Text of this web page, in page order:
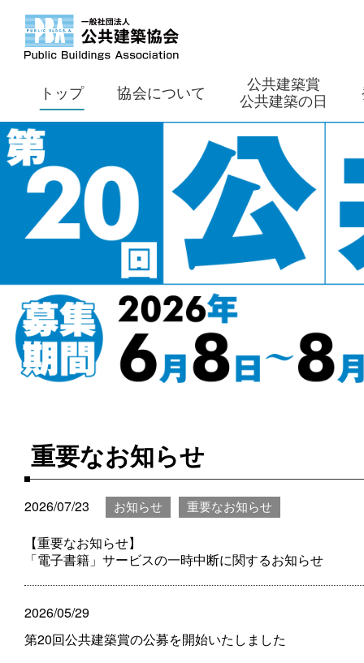
トップ 協会について
公共建築賞
公共建築の日
重要なお知らせ
2026/07/23 お知らせ 重要なお知らせ
【重要なお知らせ】
「電子書籍」サービスの一時中断に関するお知らせ
2026/05/29
第20回公共建築賞の公募を開始いたしました